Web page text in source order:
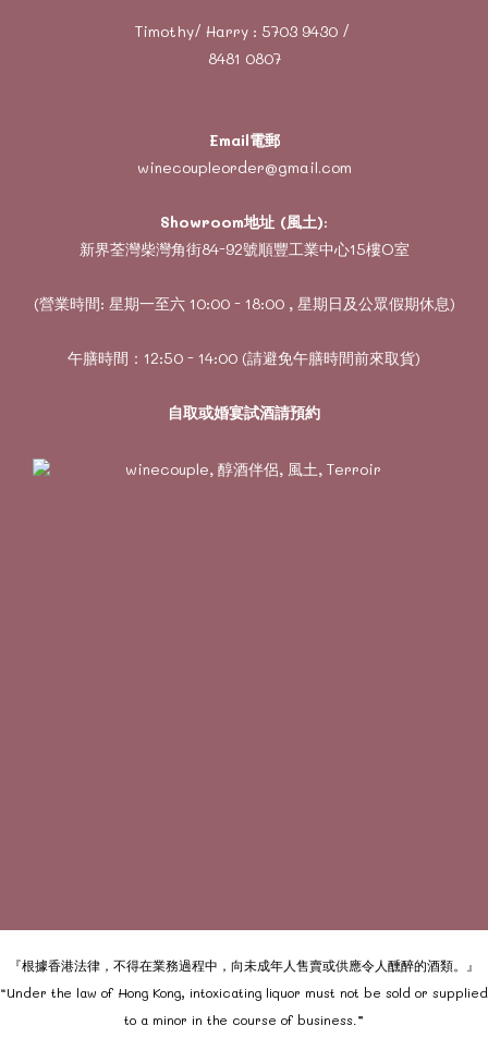
Timothy/ Harry : 5703 9430/
8481 0807
Email電郵
winecoupleorder@gmail.com
Showroom地址 (風土):
新界荃灣柴灣角街84-92號順豐工業中心15樓O室
(營業時間: 星期一至六 10:00 - 18:00 , 星期日及公眾假期休息)
午膳時間：12:50 - 14:00 (請避免午膳時間前來取貨)
自取或婚宴試酒請預約
『根據香港法律，不得在業務過程中，向未成年人售賣或供應令人醺醉的酒類。』
“Under the law of Hong Kong, intoxicating liquor must not be sold or supplied
to a minor in the course of business.”